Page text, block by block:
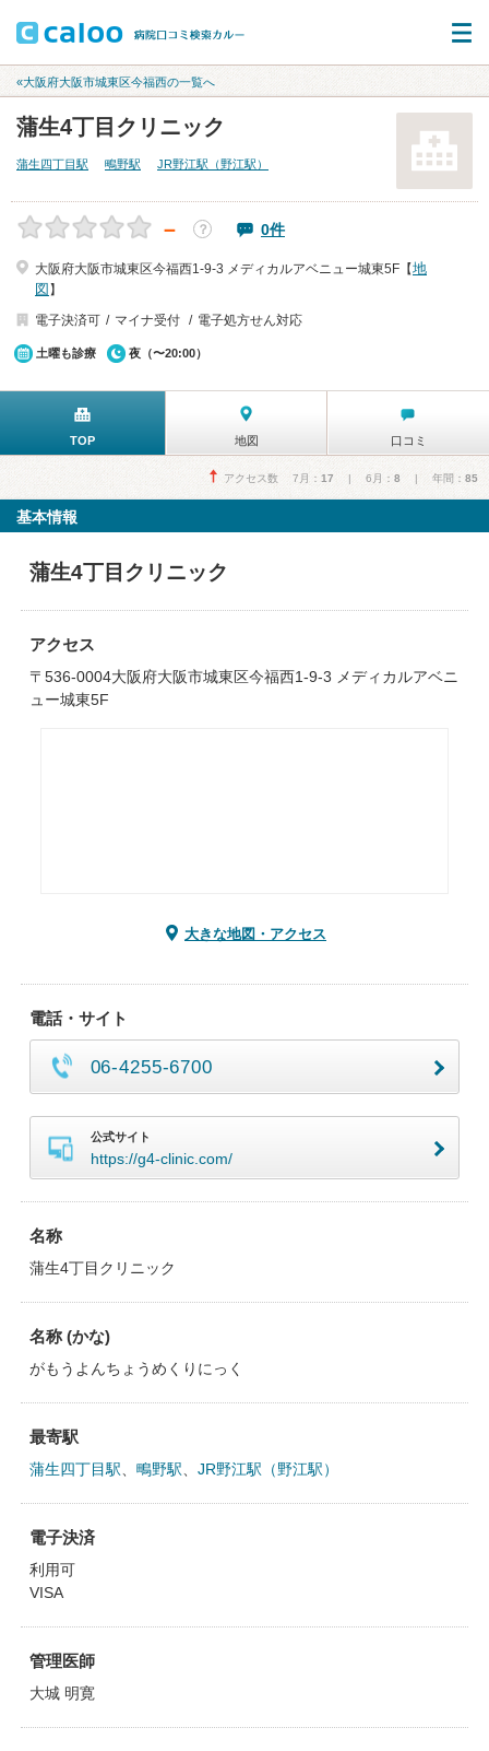
«大阪府大阪市城東区今福西の一覧へ
蒲生4丁目クリニック
蒲生四丁目駅 鴫野駅 JR野江駅（野江駅）
－ ？ 0件
大阪府大阪市城東区今福西1-9-3 メディカルアベニュー城東5F【地
図 】
電子決済可
マイナ受付 電子処方せん対応
土曜も診療 夜（〜20:00）
TOP 地図 口コミ
アクセス数 7月： 17 | 6月： 8 | 年間： 85
基本情報
蒲生4丁目クリニック
アクセス
〒536-0004大阪府大阪市城東区今福西1-9-3 メディカルアベニ
ュー城東5F
大きな地図・アクセス
電話・サイト
06-4255-6700
公式サイト
https://g4-clinic.com/
名称
蒲生4丁目クリニック
名称 (かな)
がもうよんちょうめくりにっく
最寄駅
蒲生四丁目駅 鴫野駅 JR野江駅（野江駅）
電子決済
利用可
VISA
管理医師
大城 明寛